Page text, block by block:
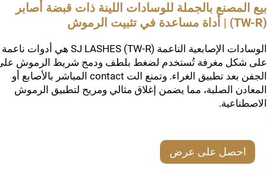
بيع المصنع بالجملة للوسادات اللينة ذات قبضة أصابر
(TW-R) | أداة مساعدة في تثبيت الرموش
الوسادات الإصابعية الناعمة SJ LASHES (TW-R) هي أدوات ناعمة
على شكل مغرفة تُستخدم لضغط بلطف ودمج شريط الرموش
الجفن بعد تطبيق الغراء. وتمنع الت contact المباشر بالأصابع أو
المعادن الصلبة، مما يضمن إغلاق مثالي ومريح لتطبيق الرموش
الاصطناعية.
احصل على عرض